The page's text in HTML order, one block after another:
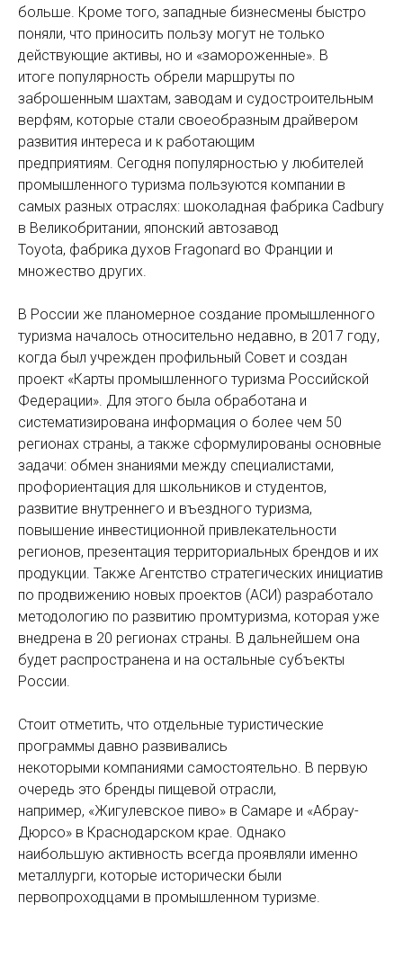
больше. Кроме того, западные бизнесмены быстро
поняли, что приносить пользу могут не только
действующие активы, но и «замороженные». В
итоге популярность обрели маршруты по
заброшенным шахтам, заводам и судостроительным
верфям, которые стали своеобразным драйвером
развития интереса и к работающим
предприятиям. Сегодня популярностью у любителей
промышленного туризма пользуются компании в
самых разных отраслях: шоколадная фабрика Cadbury
в Великобритании, японский автозавод
Toyota, фабрика духов Fragonard во Франции и
множество других.
В России же планомерное создание промышленного
туризма началось относительно недавно, в 2017 году,
когда был учрежден профильный Совет и создан
проект «Карты промышленного туризма Российской
Федерации». Для этого была обработана и
систематизирована информация о более чем 50
регионах страны, а также сформулированы основные
задачи: обмен знаниями между специалистами,
профориентация для школьников и студентов,
развитие внутреннего и въездного туризма,
повышение инвестиционной привлекательности
регионов, презентация территориальных брендов и их
продукции. Также Агентство стратегических инициатив
по продвижению новых проектов (АСИ) разработало
методологию по развитию промтуризма, которая уже
внедрена в 20 регионах страны. В дальнейшем она
будет распространена и на остальные субъекты
России.
Стоит отметить, что отдельные туристические
программы давно развивались
некоторыми компаниями самостоятельно. В первую
очередь это бренды пищевой отрасли,
например, «Жигулевское пиво» в Самаре и «Абрау-
Дюрсо» в Краснодарском крае. Однако
наибольшую активность всегда проявляли именно
металлурги, которые исторически были
первопроходцами в промышленном туризме.